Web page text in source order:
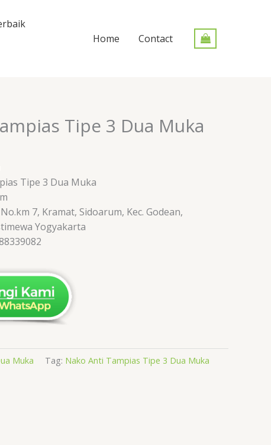
Home Contact
Tipe 3 Dua Muka
Tipe 3 Dua Muka
7, Kramat, Sidoarum, Kec. Godean,
Yogyakarta
Muka Tag: Nako Anti Tampias Tipe 3 Dua Muka